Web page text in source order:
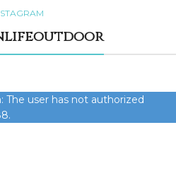
The user has not authorized